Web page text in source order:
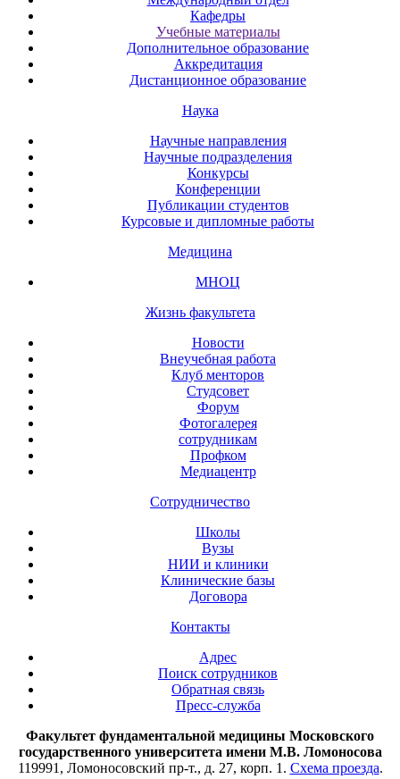
Кафедры
Учебные материалы
Дополнительное образование
Аккредитация
Дистанционное образование
Наука
Научные направления
Научные подразделения
Конкурсы
Конференции
Публикации студентов
Курсовые и дипломные работы
Медицина
МНОЦ
Жизнь факультета
Новости
Внеучебная работа
Клуб менторов
Студсовет
Форум
Фотогалерея
сотрудникам
Профком
Медиацентр
Сотрудничество
Школы
Вузы
НИИ и клиники
Клинические базы
Договора
Контакты
Адрес
Поиск сотрудников
Обратная связь
Пресс-служба
Факультет фундаментальной медицины Московского
государственного университета имени М.В. Ломоносова
119991, Ломоносовский пр-т., д. 27, корп. 1. Схема проезда.